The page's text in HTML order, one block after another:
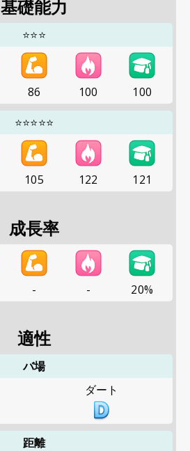
基礎能力
⭐⭐⭐
86 100
100
⭐⭐⭐⭐⭐
105 122 121
成長率
- - 20%
適性
バ場
ダート
距離